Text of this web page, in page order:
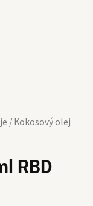
/ Kokosový olej
RBD